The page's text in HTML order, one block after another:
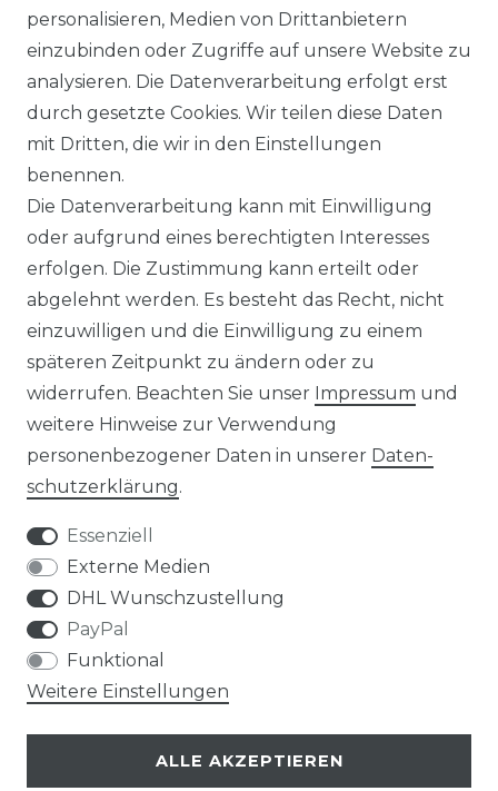
☛ TOP Marken – TOP Qualität
☞ Fachhändler mit Beratung
☛ Über 30.000 Top Bewertungen
☞ Mehr als 200.000 Produkte am Lager
Impressum Daten­schutz­erklärung
Widerrufs­recht
personalisieren, Medien von Drittanbietern
einzubinden oder Zugriffe auf unsere Website zu
analysieren. Die Datenverarbeitung erfolgt erst
durch gesetzte Cookies. Wir teilen diese Daten
mit Dritten, die wir in den Einstellungen
benennen.
Die Datenverarbeitung kann mit Einwilligung
oder aufgrund eines berechtigten Interesses
erfolgen. Die Zustimmung kann erteilt oder
abgelehnt werden. Es besteht das Recht, nicht
einzuwilligen und die Einwilligung zu einem
späteren Zeitpunkt zu ändern oder zu
widerrufen. Beachten Sie unser Impressum und
weitere Hinweise zur Verwendung
personenbezogener Daten in unserer Daten­
schutz­erklärung.
Essenziell
Externe Medien
DHL Wunschzustellung
PayPal
Funktional
Weitere Einstellungen
ALLE AKZEPTIEREN